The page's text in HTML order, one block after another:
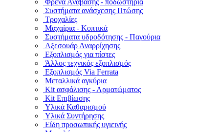
Φρένα Ανάβασης - ποδωστήρια
Συστήματα ανάσχεσης Πτώσης
Τροχαλίες
Μαχαίρια - Κοπτικά
Συστήματα υδροδότησης - Παγούρια
Αξεσουάρ Αναρρίχησης
Εξοπλισμός για πίστες
Άλλος τεχνικός εξοπλισμός
Εξοπλισμός Via Ferrata
Μεταλλικά αγκύρια
Kit ασφάλισης - Αρματώματος
Kit Επιβίωσης
Υλικά Καθαρισμού
Υλικά Συντήρησης
Είδη προσωπικής υγιεινής